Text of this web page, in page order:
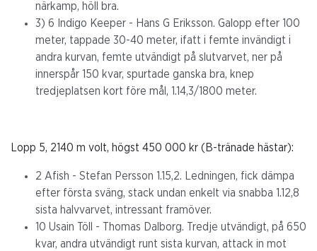
närkamp, höll bra.
3) 6 Indigo Keeper - Hans G Eriksson. Galopp efter 100
meter, tappade 30-40 meter, ifatt i femte invändigt i
andra kurvan, femte utvändigt på slutvarvet, ner på
innerspår 150 kvar, spurtade ganska bra, knep
tredjeplatsen kort före mål, 1.14,3/1800 meter.
Lopp 5, 2140 m volt, högst 450 000 kr (B-tränade hästar):
2 Afish - Stefan Persson 1.15,2. Ledningen, fick dämpa
efter första sväng, stack undan enkelt via snabba 1.12,8
sista halvvarvet, intressant framöver.
10 Usain Töll - Thomas Dalborg. Tredje utvändigt, på 650
kvar, andra utvändigt runt sista kurvan, attack in mot